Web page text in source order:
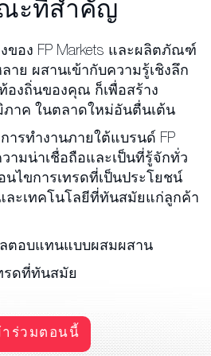
ะที่สำคัญ
ของ FP Markets และผลิตภัณฑ์
าย ผสานเข้ากับความรู้เชิงลึก
องถิ่นของคุณ ก็เพื่อสร้าง
าค ในตลาดใหม่อันตื่นเต้น
ารทำงานภายใต้แบรนด์ FP
วามน่าเชื่อถือและเป็นที่รู้จักทั่ว
นไขการเทรดที่เป็นประโยชน์
ละเทคโนโลยีที่ทันสมัยแก่ลูกค้า
ลตอบแทนแบบผสมผสาน
รดที่ทันสมัย
าร่วมตอนนี้